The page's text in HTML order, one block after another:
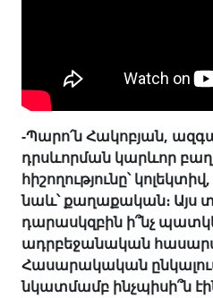
-Պարո՛ն Հակոբյան,
դրսևորման կարևոր
հիշողությունը՝
նաև՝ քաղաքական։ Այս
դարասկզբին ի՞նչ
ադրբեջանական
Հասարակական
նկատմամբ ինչպիսի՞ն